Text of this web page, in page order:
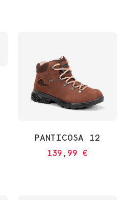
PANTICOSA 12
139,99 €